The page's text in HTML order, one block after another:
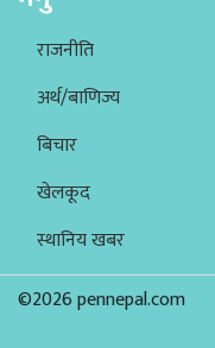
राजनीति
अर्थ/बाणिज्य
बिचार
खेलकूद
स्थानिय खबर
©2026 pennepal.com